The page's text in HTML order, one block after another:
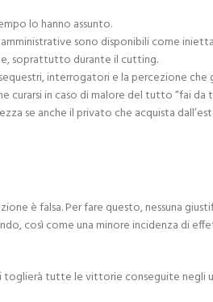
lo hanno assunto.
sono disponibili come
soprattutto durante il cutting.
interrogatori e la percezione
curarsi in caso di malore del tutto “fai
se anche il privato che acquista
è falsa. Per fare questo, nessuna
così come una minore incidenza di
toglierà tutte le vittorie conseguite negli